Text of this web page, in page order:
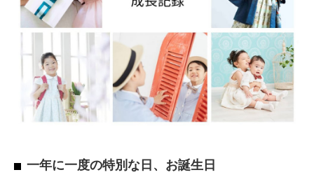
一年に一度の特別な日、お誕生日